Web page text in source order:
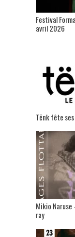
Festival
avril 2026
Tënk fête
Mikio
ray